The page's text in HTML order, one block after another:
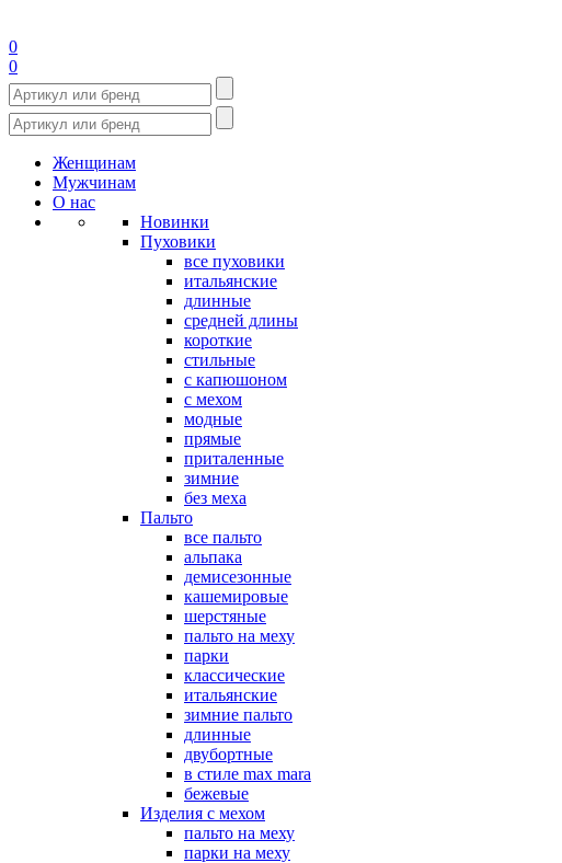
0
0
Женщинам
Мужчинам
О нас
Новинки
Пуховики
все пуховики
итальянские
длинные
средней длины
короткие
стильные
с капюшоном
с мехом
модные
прямые
приталенные
зимние
без меха
Пальто
все пальто
альпака
демисезонные
кашемировые
шерстяные
пальто на меху
парки
классические
итальянские
зимние пальто
длинные
двубортные
в стиле max mara
бежевые
Изделия с мехом
пальто на меху
парки на меху